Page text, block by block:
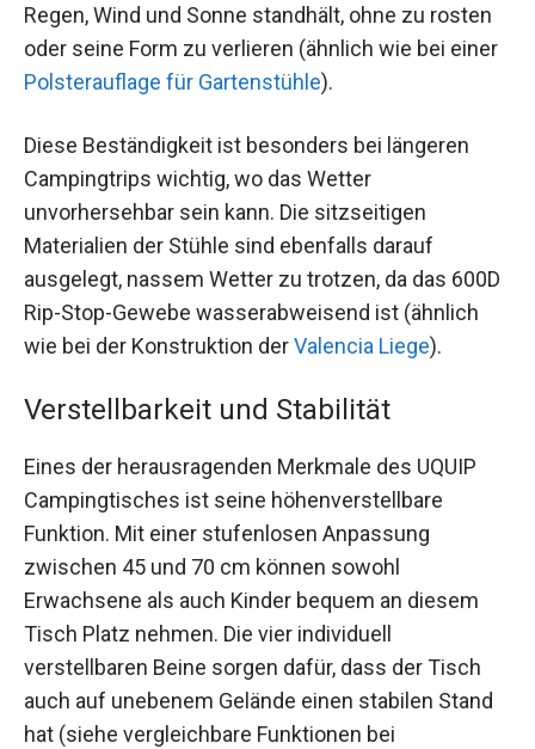
Regen, Wind und Sonne standhält, ohne zu rosten
oder seine Form zu verlieren (ähnlich wie bei einer
Polsterauflage für Gartenstühle).
Diese Beständigkeit ist besonders bei längeren
Campingtrips wichtig, wo das Wetter
unvorhersehbar sein kann. Die sitzseitigen
Materialien der Stühle sind ebenfalls darauf
ausgelegt, nassem Wetter zu trotzen, da das 600D
Rip-Stop-Gewebe wasserabweisend ist (ähnlich
wie bei der Konstruktion derValencia Liege).
Verstellbarkeit und Stabilität
Eines der herausragenden Merkmale des UQUIP
Campingtisches ist seine höhenverstellbare
Funktion. Mit einer stufenlosen Anpassung
zwischen 45 und 70 cm können sowohl
Erwachsene als auch Kinder bequem an diesem
Tisch Platz nehmen. Die vier individuell
verstellbaren Beine sorgen dafür, dass der Tisch
auch auf unebenem Gelände einen stabilen Stand
hat (siehe vergleichbare Funktionen bei